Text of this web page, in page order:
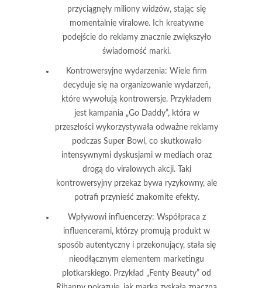
przyciągnęły miliony widzów, stając się
momentalnie viralowe. Ich kreatywne
podejście do reklamy znacznie zwiększyło
świadomość marki.
Kontrowersyjne wydarzenia: Wiele firm
decyduje się na organizowanie wydarzeń,
które wywołują kontrowersje. Przykładem
jest kampania „Go Daddy”, która w
przeszłości wykorzystywała odważne reklamy
podczas Super Bowl, co skutkowało
intensywnymi dyskusjami w mediach oraz
drogą do viralowych akcji. Taki
kontrowersyjny przekaz bywa ryzykowny, ale
potrafi przynieść znakomite efekty.
Wpływowi influencerzy: Współpraca z
influencerami, którzy promują produkt w
sposób autentyczny i przekonujący, stała się
nieodłącznym elementem marketingu
plotkarskiego. Przykład „Fenty Beauty” od